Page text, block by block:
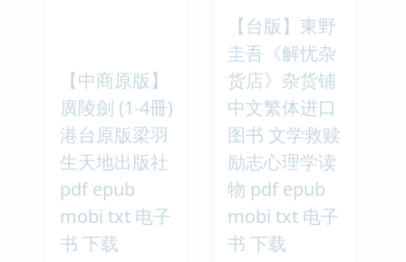
【中商原版】
廣陵劍 (1-4冊)
港台原版梁羽
生天地出版社
pdf epub
mobi txt 电子
书 下载
【台版】東野
圭吾《解忧杂
货店》杂货铺
中文繁体进口
图书 文学救赎
励志心理学读
物 pdf epub
mobi txt 电子
书 下载